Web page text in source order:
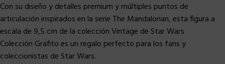
Con su diseño y detalles premium y múltiples puntos de
articulación inspirados en la serie The Mandalorian, esta figura a
escala de 9,5 cm de la colección Vintage de Star Wars
Colección Grafito es un regalo perfecto para los fans y
coleccionistas de Star Wars.